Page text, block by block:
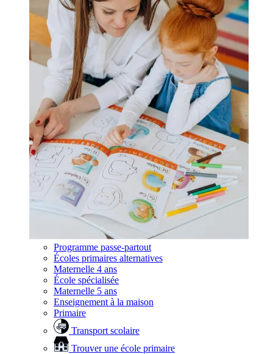
Programme passe-partout
Écoles primaires alternatives
Maternelle 4 ans
École spécialisée
Maternelle 5 ans
Enseignement à la maison
Primaire
Transport scolaire
Trouver une école primaire